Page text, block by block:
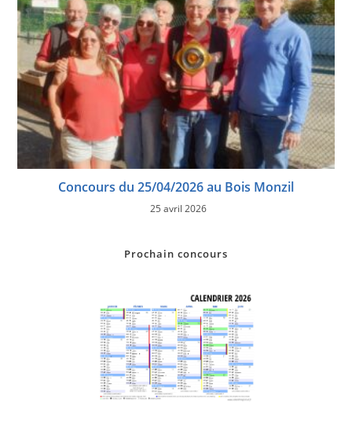
Concours du 25/04/2026 au Bois Monzil
25 avril 2026
Prochain concours